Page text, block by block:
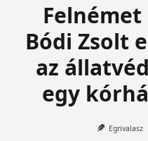
Bódi Zsolt
az
egy
Egrivalasz